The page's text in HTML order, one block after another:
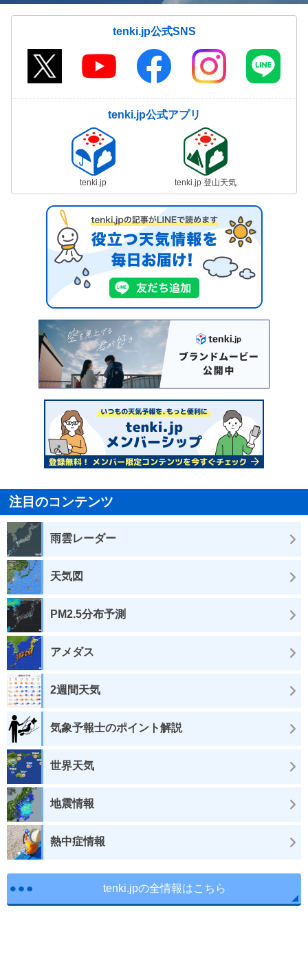
tenki.jp公式SNS
tenki.jp公式アプリ
tenki.jp tenki.jp 登山天気
注目のコンテンツ
雨雲レーダー
天気図
PM2.5分布予測
アメダス
2週間天気
気象予報士のポイント解説
世界天気
地震情報
熱中症情報
tenki.jpの全情報はこちら